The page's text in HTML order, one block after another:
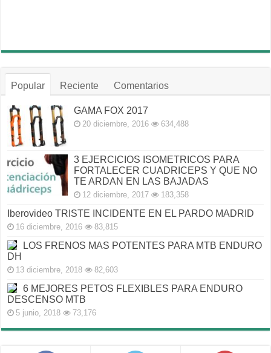
Popular Reciente Comentarios
GAMA FOX 2017
20 diciembre, 2016 634,488
3 EJERCICIOS ISOMETRICOS PARA
FORTALECER CUADRICEPS Y QUE NO
TE ARDAN EN LAS BAJADAS
12 diciembre, 2017 183,358
Iberovideo TRISTE INCIDENTE EN EL PARDO MADRID
16 diciembre, 2016 83,815
LOS FRENOS MAS POTENTES PARA MTB ENDURO
DH
13 diciembre, 2018 82,603
6 MEJORES PETOS FLEXIBLES PARA ENDURO
DESCENSO MTB
5 junio, 2018 73,176